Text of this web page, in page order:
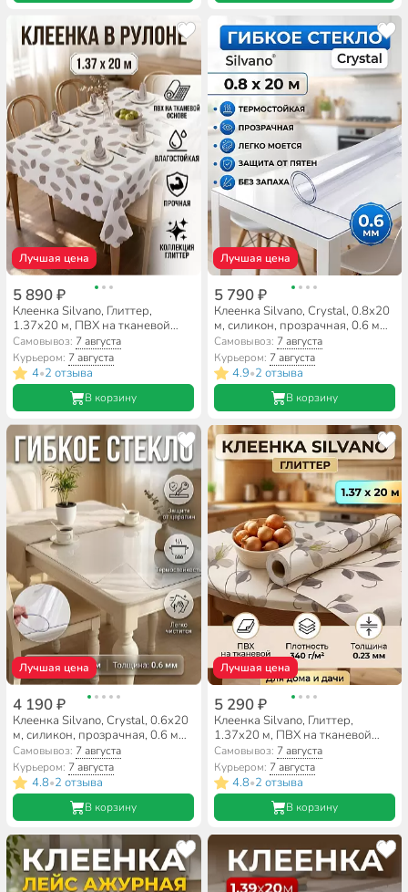
Лучшая цена
5 890 ₽
Клеенка Silvano, Глиттер,
1.37х20 м, ПВХ на тканевой
основе, Листики, MT-2682S
Самовывоз: 7 августа
Курьером: 7 августа
4•2 отзыва
В корзину
Лучшая цена
5 790 ₽
Клеенка Silvano, Crystal, 0.8х20
м, силикон, прозрачная, 0.6 мм,
RF004
Самовывоз: 7 августа
Курьером: 7 августа
4.9•2 отзыва
В корзину
Лучшая цена
4 190 ₽
Клеенка Silvano, Crystal, 0.6х20
м, силикон, прозрачная, 0.6 мм,
RF003
Самовывоз: 7 августа
Курьером: 7 августа
4.8•2 отзыва
В корзину
Лучшая цена
5 290 ₽
Клеенка Silvano, Глиттер,
1.37х20 м, ПВХ на тканевой
основе, MT-1307AX
Самовывоз: 7 августа
Курьером: 7 августа
4.8•2 отзыва
В корзину